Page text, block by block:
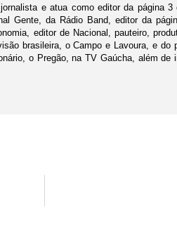
e atua como editor da página
Gente, da Rádio Band, editor da
editor de Nacional, pauteiro,
brasileira, o Campo e Lavoura, e do
o Pregão, na TV Gaúcha, além de